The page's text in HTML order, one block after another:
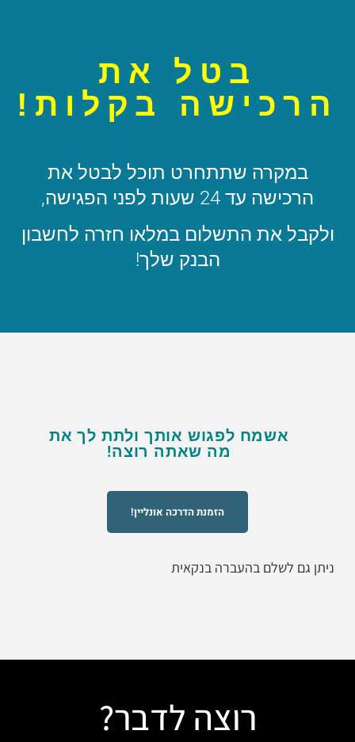
בטל את
הרכישה בקלות!
במקרה שתתחרט תוכל לבטל את
הרכישה עד 24 שעות לפני הפגישה,
ולקבל את התשלום במלאו חזרה לחשבון
הבנק שלך!
אשמח לפגוש אותך ולתת לך את
מה שאתה רוצה!
הזמנת הדרכה אונליין!
ניתן גם לשלם בהעברה בנקאית
רוצה לדבר?